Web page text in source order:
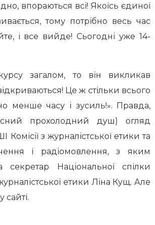
впораються всі! Якоїсь єдиної
тому потрібно весь час
і все вийде! Сьогодні уже 14-
загалом, то він викликав
Це ж стільки всього
менше часу і зусиль!». Правда,
прохолодний душ) огляд
з журналістської етики та
і радіомовлення, з яким
Національної спілки
етики Ліна Кущ. Але
сайті.